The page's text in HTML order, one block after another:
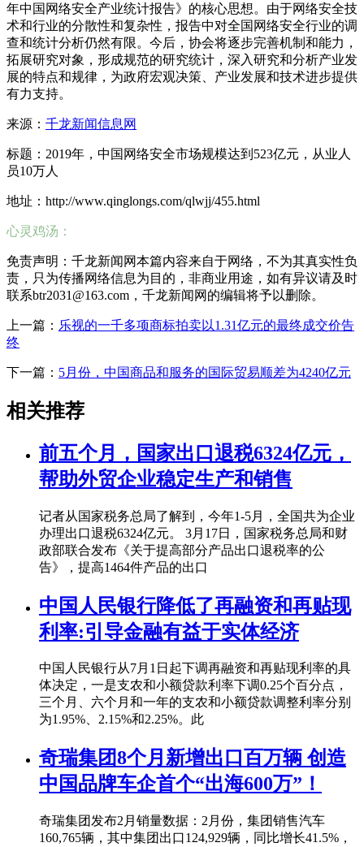
年中国网络安全产业统计报告》的核心思想。由于网络安全技
术和行业的分散性和复杂性，报告中对全国网络安全行业的调
查和统计分析仍然有限。今后，协会将逐步完善机制和能力，
拓展研究对象，形成规范的研究统计，深入研究和分析产业发
展的特点和规律，为政府宏观决策、产业发展和技术进步提供
有力支持。
来源： 千龙新闻信息网
标题：2019年，中国网络安全市场规模达到523亿元，从业人
员10万人
地址：http://www.qinglongs.com/qlwjj/455.html
心灵鸡汤：
免责声明：千龙新闻网本篇内容来自于网络，不为其真实性负
责，只为传播网络信息为目的，非商业用途，如有异议请及时
联系btr2031@163.com，千龙新闻网的编辑将予以删除。
上一篇： 乐视的一千多项商标拍卖以1.31亿元的最终成交价告
终
下一篇： 5月份，中国商品和服务的国际贸易顺差为4240亿元
相关推荐
前五个月，国家出口退税6324亿元，
帮助外贸企业稳定生产和销售
记者从国家税务总局了解到，今年1-5月，全国共为企业
办理出口退税6324亿元。 3月17日，国家税务总局和财
政部联合发布《关于提高部分产品出口退税率的公
告》，提高1464件产品的出口
中国人民银行降低了再融资和再贴现
利率:引导金融有益于实体经济
中国人民银行从7月1日起下调再融资和再贴现利率的具
体决定，一是支农和小额贷款利率下调0.25个百分点，
三个月、六个月和一年的支农和小额贷款调整利率分别
为1.95%、2.15%和2.25%。此
奇瑞集团8个月新增出口百万辆 创造
中国品牌车企首个“出海600万”！
奇瑞集团发布2月销量数据：2月份，集团销售汽车
160,765辆，其中集团出口124,929辆，同比增长41.5%，